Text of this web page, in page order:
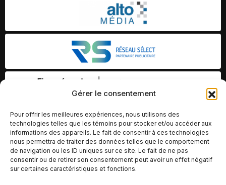
Gérer le consentement
Pour offrir les meilleures expériences, nous utilisons des
technologies telles que les témoins pour stocker et/ou accéder aux
informations des appareils. Le fait de consentir à ces technologies
nous permettra de traiter des données telles que le comportement
de navigation ou les ID uniques sur ce site. Le fait de ne pas
consentir ou de retirer son consentement peut avoir un effet négatif
sur certaines caractéristiques et fonctions.